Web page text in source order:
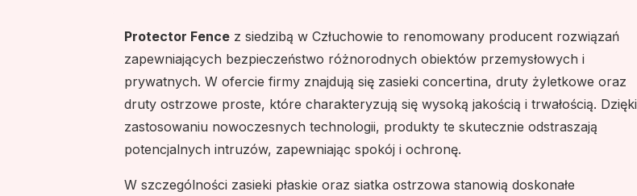
Protector Fence z siedzibą w Człuchowie to renomowany producent rozwiązań
zapewniających bezpieczeństwo różnorodnych obiektów przemysłowych i
prywatnych. W ofercie firmy znajdują się zasieki concertina, druty żyletkowe oraz
druty ostrzowe proste, które charakteryzują się wysoką jakością i trwałością. Dzięki
zastosowaniu nowoczesnych technologii, produkty te skutecznie odstraszają
potencjalnych intruzów, zapewniając spokój i ochronę.
W szczególności zasieki płaskie oraz siatka ostrzowa stanowią doskonałe